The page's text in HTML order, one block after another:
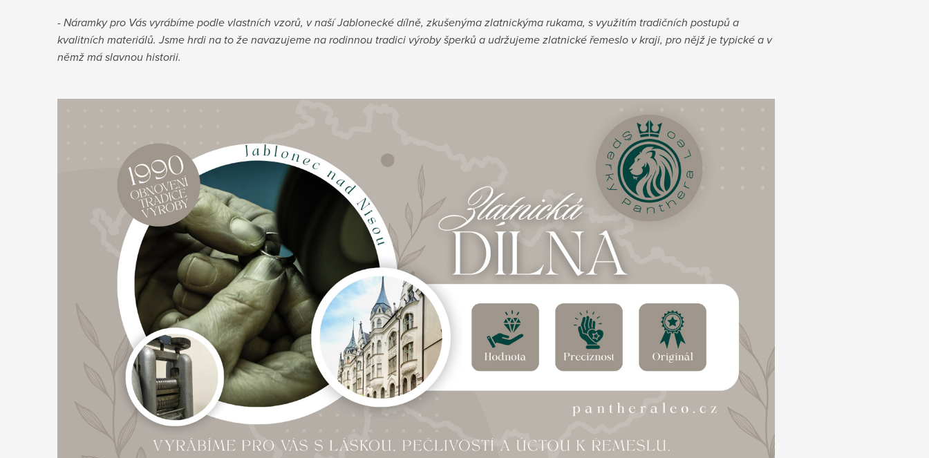
-Náramky pro Vás vyrábíme podle vlastních vzorů, v naší Jablonecké dílně, zkušenýma zlatnickýma rukama, s využitím tradičních postupů a
kvalitních materiálů. Jsme hrdi na to že navazujeme na rodinnou tradici výroby šperků a udržujeme zlatnické řemeslo v kraji, pro nějž je typické a v
němž má slavnou historii.